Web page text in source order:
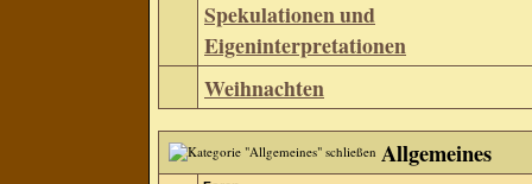
Spekulationen und
Eigeninterpretationen
Weihnachten
Allgemeines